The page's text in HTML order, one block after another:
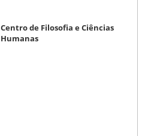
Centro de Filosofia e Ciências
Humanas